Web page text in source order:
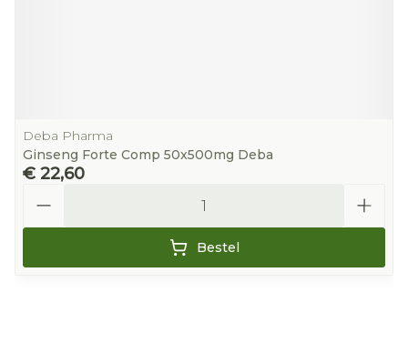
Deba Pharma
Ginseng Forte Comp 50x500mg Deba
€ 22,60
Bestel